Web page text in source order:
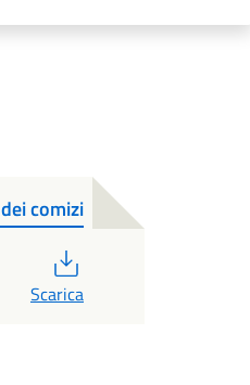
comizi
Scarica